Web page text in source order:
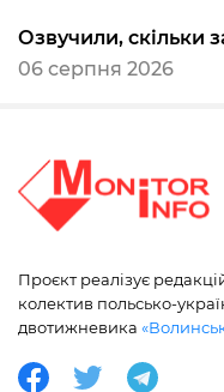
Озвучили, скільки
06 серпня 2026
Проєкт реалізує
колектив польсько-
двотижневика